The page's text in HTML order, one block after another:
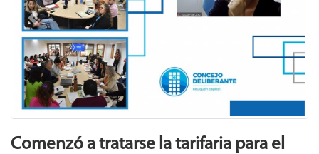
Previous
Comenzó a tratarse la tarifaria para el